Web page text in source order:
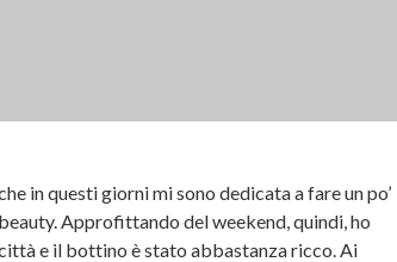
in questi giorni mi sono dedicata a fare un po’
Approfittando del weekend, quindi, ho
e il bottino è stato abbastanza ricco. Ai